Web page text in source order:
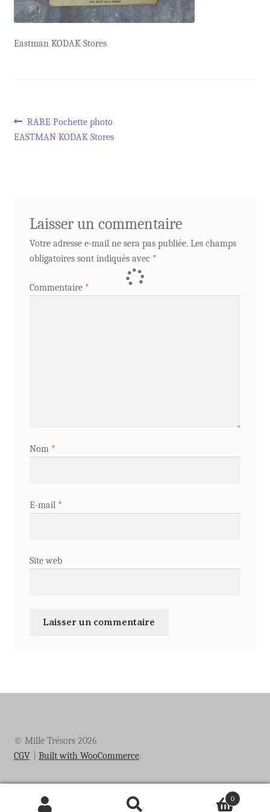
Eastman KODAK Stores
Navigation
Article
précédent :
RARE Pochette photo
EASTMAN KODAK Stores
Laisser un commentaire
Votre adresse e-mail ne sera pas publiée. Les champs
obligatoires sont indiqués avec *
Commentaire *
Nom *
E-mail *
Site web
© Mille Trésors 2026
CGV
Built with WooCommerce.
0